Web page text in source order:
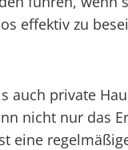
effektiv zu
private
nicht nur das
eine